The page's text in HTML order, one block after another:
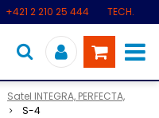
+421 2 210 25 444
TECH.
Satel INTEGRA, PERFECTA,
S-4